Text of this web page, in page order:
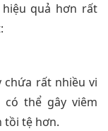
quả hơn rất
rất nhiều vi
thể gây viêm
tồi tệ hơn.